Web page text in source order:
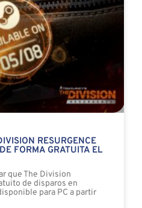
RESURGENCE
FORMA GRATUITA EL
que The Division
de disparos en
para PC a partir